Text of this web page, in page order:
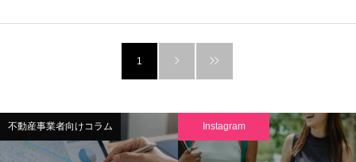
1
不動産事業者向けコラム Instagram